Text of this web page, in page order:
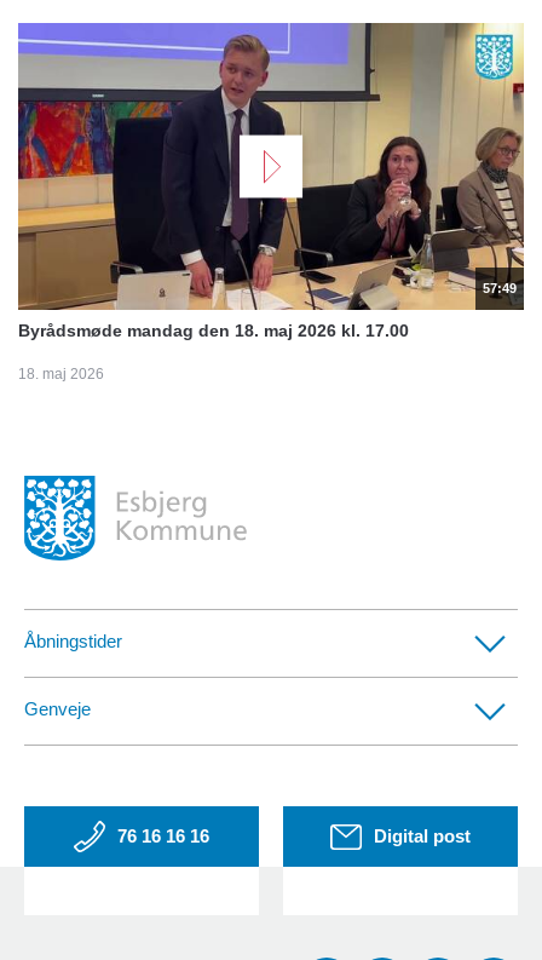
57:49
Byrådsmøde mandag den 18. maj 2026 kl. 17.00
18. maj 2026
Åbningstider
Afdelinger med særlige telefontider
Genveje
EAN-numre
76 16 16 16 Digital post